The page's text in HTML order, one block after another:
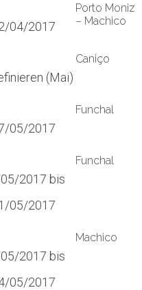
04/2017
Porto Moniz
– Machico
(Mai)
Caniço
05/2017
Funchal
2017 bis
05/2017
Funchal
2017 bis
05/2017
Machico